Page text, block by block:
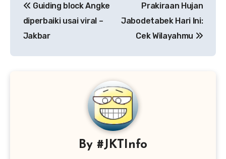
pos
Guiding block Angke
diperbaiki usai viral –
Jakbar
Prakiraan Hujan
Jabodetabek Hari Ini:
Cek Wilayahmu
By #JKTInfo